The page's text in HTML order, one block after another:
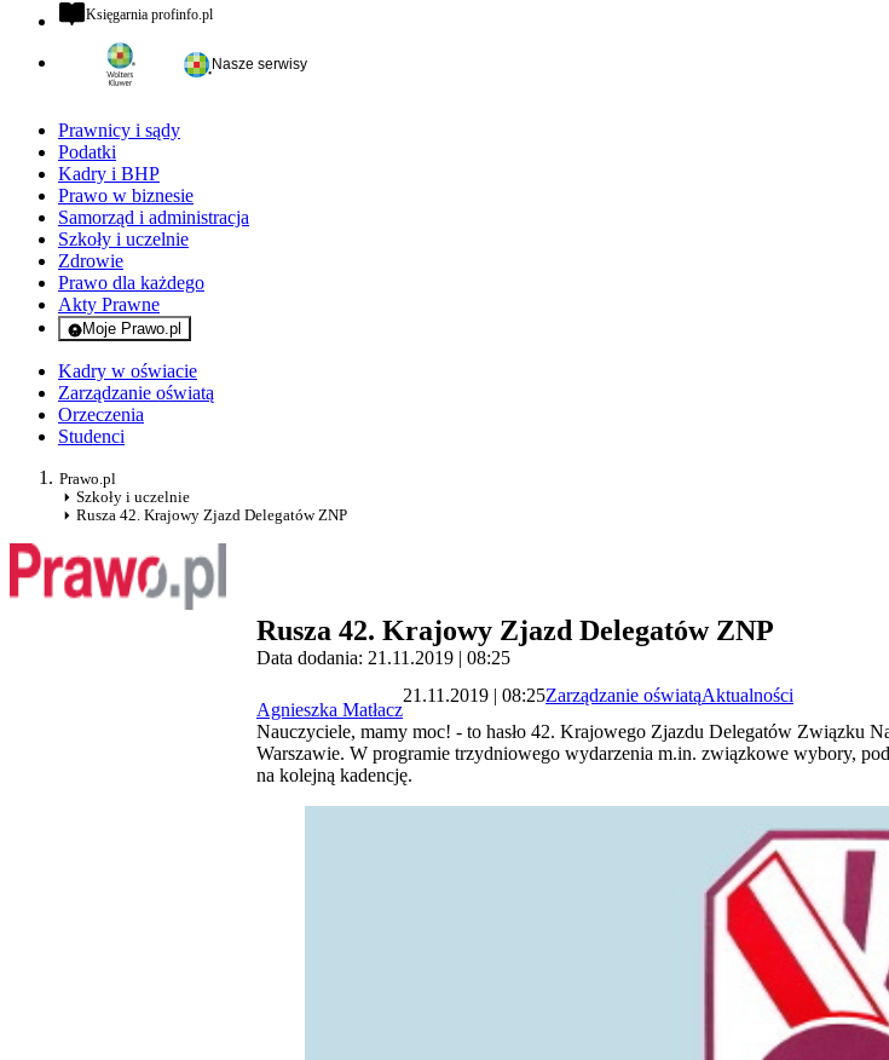
Księgarnia profinfo.plotwiera się w nowej karcie
Nasze serwisy
Prawnicy i sądy
Podatki
Kadry i BHP
Prawo w biznesie
Samorząd i administracja
Szkoły i uczelnie
Zdrowie
Prawo dla każdego
Akty Prawne
Moje Prawo.pl
- rejestracja i logowanie do serwisu
Kadry w oświacie
Zarządzanie oświatą
Orzeczenia
Studenci
Prawo.pl
Szkoły i uczelnie
Rusza 42. Krajowy Zjazd Delegatów ZNP
Rusza 42. Krajowy Zjazd Delegatów ZNP
Data dodania: 21.11.2019 | 08:25
Agnieszka Matłacz
21.11.2019 | 08:25Zarządzanie oświatąAktualności
Nauczyciele, mamy moc! - to hasło 42. Krajowego Zjazdu Delegatów Związku
Warszawie. W programie trzydniowego wydarzenia m.in. związkowe wybory,
na kolejną kadencję.